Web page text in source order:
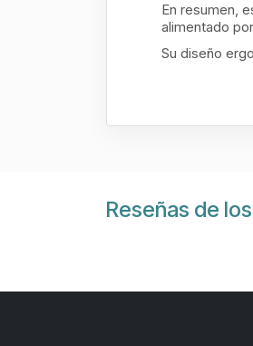
En resumen,
alimentado por
Su diseño
Reseñas de